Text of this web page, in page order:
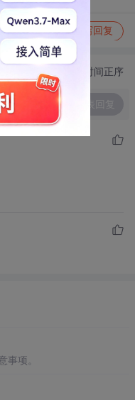
写回复
切换为时间正序
项。